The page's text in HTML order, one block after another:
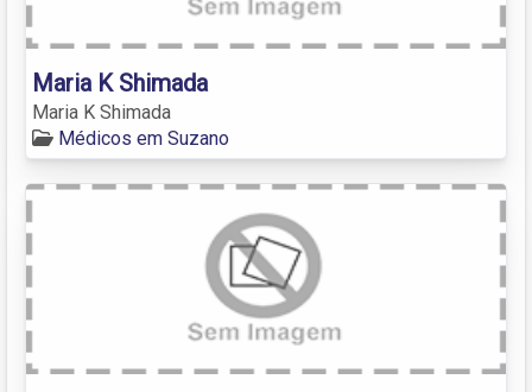
Maria K Shimada
Maria K Shimada
Médicos em Suzano